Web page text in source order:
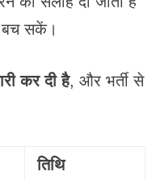
बच सकें।
कर दी है, और भर्ती से
तिथि